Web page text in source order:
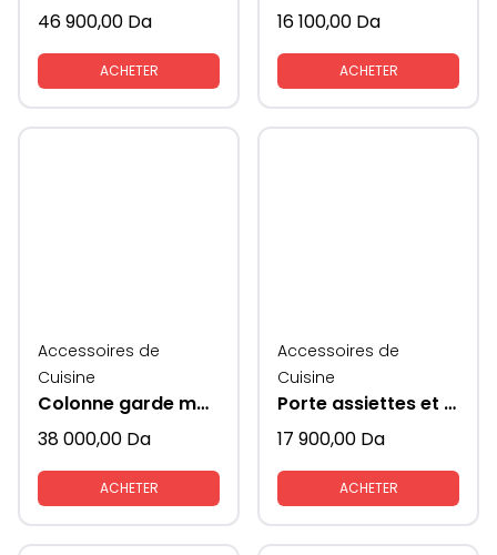
46 900,00 Da
ACHETER
16 100,00 Da
ACHETER
Accessoires de
Cuisine
Colonne garde manger
38 000,00 Da
ACHETER
Accessoires de
Cuisine
Porte assiettes et couverts extractible coté verres
17 900,00 Da
ACHETER